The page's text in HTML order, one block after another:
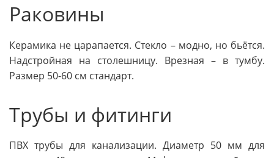
Раковины
Керамика не царапается. Стекло – модно, но бьётся.
Надстройная на столешницу. Врезная – в тумбу.
Размер 50-60 см стандарт.
Трубы и фитинги
ПВХ трубы для канализации. Диаметр 50 мм для